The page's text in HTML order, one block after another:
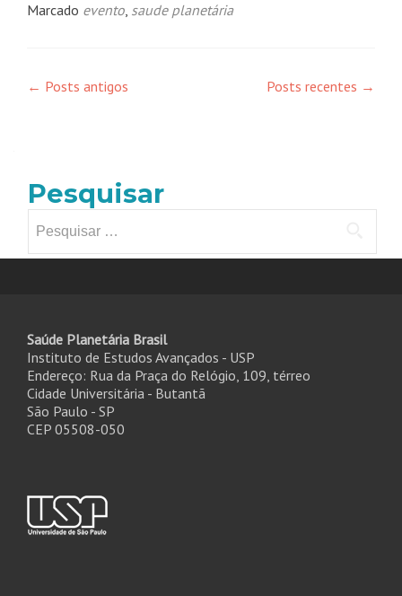
Marcado evento, saude planetária
Navegação
← Posts antigos Posts recentes →
Pesquisar
por:
Saúde Planetária Brasil
Instituto de Estudos Avançados - USP
Endereço: Rua da Praça do Relógio, 109, térreo
Cidade Universitária - Butantã
São Paulo - SP
CEP 05508-050